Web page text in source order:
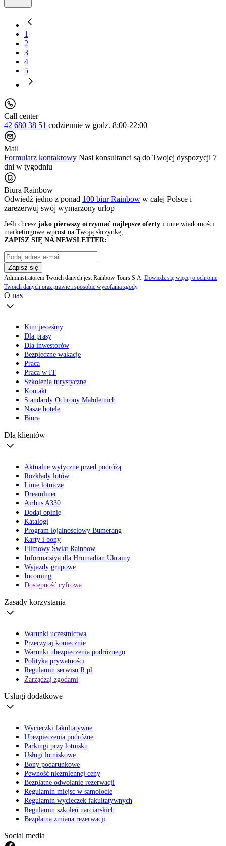
1
2
3
4
5
Call center
42 680 38 51 codziennie w godz. 8:00-22:00
Mail
Formularz kontaktowy Nasi konsultanci są do Twojej dyspozycji 7
dni w tygodniu
Biura Rainbow
Odwiedź jedno z ponad 100 biur Rainbow w całej Polsce i
zarezerwuj swój wymarzony urlop
Jeśli chcesz jako pierwszy otrzymać najlepsze oferty i inne wiadomości
marketingowe wprost na Twoją skrzynkę,
ZAPISZ SIĘ NA NEWSLETTER:
Zapisz się
Administratorem Twoich danych jest Rainbow Tours S.A. Dowiedz się więcej o ochronie
Twoich danych oraz prawie i sposobie wycofania zgody.
O nas
Kim jesteśmy
Dla prasy
Dla inwestorów
Bezpieczne wakacje
Praca
Praca w IT
Szkolenia turystyczne
Kontakt
Standardy Ochrony Małoletnich
Nasze hotele
Biura
Dla klientów
Aktualne wytyczne przed podróżą
Rozkłady lotów
Linie lotnicze
Dreamliner
Airbus A330
Dodaj opinię
Katalogi
Program lojalnościowy Bumerang
Karty i bony
Filmowy Świat Rainbow
Informatsiya dla Hromadian Ukrainy
Wyjazdy grupowe
Incoming
Dostępność cyfrowa
Zasady korzystania
Warunki uczestnictwa
Przeczytaj koniecznie
Warunki ubezpieczenia podróżnego
Polityka prywatności
Regulamin serwisu R.pl
Zarządzaj zgodami
Usługi dodatkowe
Wycieczki fakultatywne
Ubezpieczenia podróżne
Parkingi przy lotnisku
Usługi lotniskowe
Bony podarunkowe
Pewność niezmiennej ceny
Bezpłatne odwołanie rezerwacji
Regulamin miejsc w samolocie
Regulamin wycieczek fakultatywnych
Regulamin szkoleń narciarskich
Bezpłatna zmiana rezerwacji
Social media